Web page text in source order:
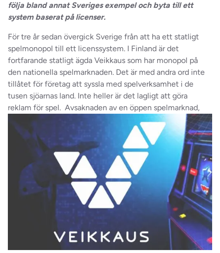
följa bland annat Sveriges exempel och byta till ett
system baserat på licenser.
För tre år sedan övergick Sverige från att ha ett statligt
spelmonopol till ett licenssystem. I Finland är det
fortfarande statligt ägda Veikkaus som har monopol på
den nationella spelmarknaden. Det är med andra ord inte
tillåtet för företag att syssla med spelverksamhet i de
tusen sjöarnas land. Inte heller är det lagligt att göra
reklam för spel. Avsaknaden av en öppen spelmarknad,